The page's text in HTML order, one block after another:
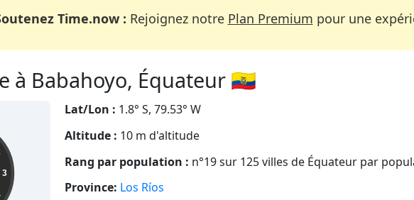
Time.now : Rejoignez notre Plan Premium pour une
à Babahoyo, Équateur 🇪🇨
3
Lat/Lon : 1.8° S, 79.53° W
Altitude : 10 m d'altitude
Rang par population : n°19 sur 125 villes de Équateur par
Province: Los Ríos